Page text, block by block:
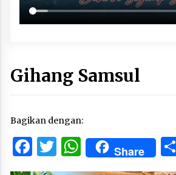
Gihang Samsul
Bagikan dengan:
Facebook
Twitter
WhatsApp
Share